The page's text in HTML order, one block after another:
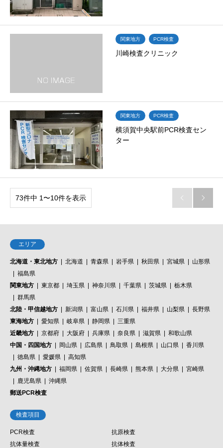
関東地方 PCR検査
川崎検査クリニック
関東地方 PCR検査
横須賀中央駅前PCR検査セン
ター
73件中 1〜10件を表示  
エリア
北海道・東北地方 北海道 青森県 岩手県 秋田県 宮城県
山形県
福島県
関東地方
東京都 埼玉県 神奈川県 千葉県 茨城県
栃木県
群馬県
北陸・甲信越地方
新潟県 富山県 石川県 福井県 山梨県
長野県
東海地方
愛知県 岐阜県 静岡県
三重県
近畿地方
京都府 大阪府 兵庫県 奈良県 滋賀県
和歌山県
中国・四国地方
岡山県 広島県 鳥取県 島根県 山口県
香川県
徳島県
愛媛県
高知県
九州・沖縄地方
福岡県 佐賀県 長崎県 熊本県 大分県
宮崎県
鹿児島県
沖縄県
郵送PCR検査
検査項目
PCR検査
抗原検査
抗体量検査
抗体検査